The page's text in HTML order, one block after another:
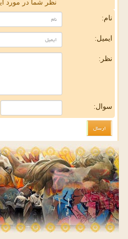
نظر شما در مورد
نام:
ایمیل:
نظر:
سوال: